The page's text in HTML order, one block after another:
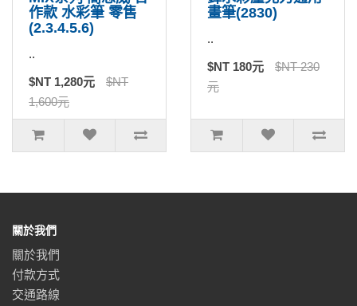
作款 水彩筆 零售
(2.3.4.5.6)
..
$NT 1,280元
$NT
1,600元
畫筆(2830)
..
$NT 180元
$NT 230
元
關於我們
關於我們
付款方式
交通路線